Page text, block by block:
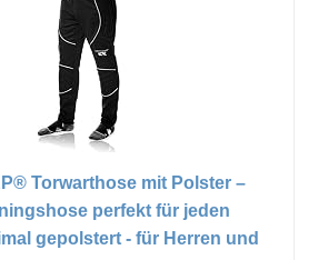
Torwarthose mit Polster –
perfekt für jeden
gepolstert - für Herren und